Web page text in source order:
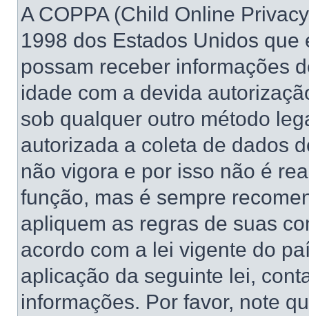
A COPPA (Child Online
1998 dos Estados Unidos
possam receber informações
idade com a devida
sob qualquer outro método
autorizada a coleta de dados
não vigora e por isso não é
função, mas é sempre
apliquem as regras de suas
acordo com a lei vigente do
aplicação da seguinte lei,
informações. Por favor, note